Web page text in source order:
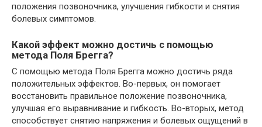
положения позвоночника, улучшения гибкости и снятия
болевых симптомов.
Какой эффект можно достичь с помощью
метода Поля Брегга?
С помощью метода Поля Брегга можно достичь ряда
положительных эффектов. Во-первых, он помогает
восстановить правильное положение позвоночника,
улучшая его выравнивание и гибкость. Во-вторых, метод
способствует снятию напряжения и болевых ощущений в